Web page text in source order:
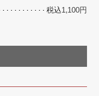
税込1,100円